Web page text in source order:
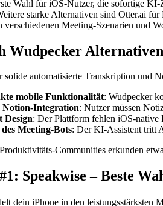
Wahl für iOS-Nutzer, die sofortige
starke Alternativen sind Otter.ai
verschiedenen Meeting-Szenarien und
Wudpecker Alternativen
automatisierte Transkription und
mobile Funktionalität: Wudpecker
Notion-Integration: Nutzer müssen
Design: Der Plattform fehlen iOS-native
Meeting-Bots: Der KI-Assistent tritt
Communities erkunden
Speakwise – Beste
dein iPhone in den